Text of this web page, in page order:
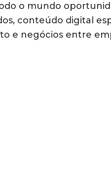
o mundo
conteúdo digital
e negócios entre